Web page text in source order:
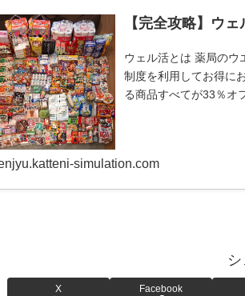
【完全攻略】ウ
ウェル活とは 薬局のウ
制度を利用してお得に
る商品すべてが33％オ
simulation.com
X Facebook